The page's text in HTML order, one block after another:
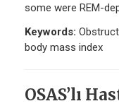
some were REM-
Keywords:
body mass index
OSAS’lı